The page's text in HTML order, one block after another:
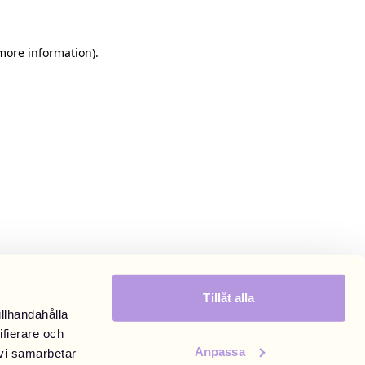
och
samarbetar
Tillåt alla
Anpassa
information).